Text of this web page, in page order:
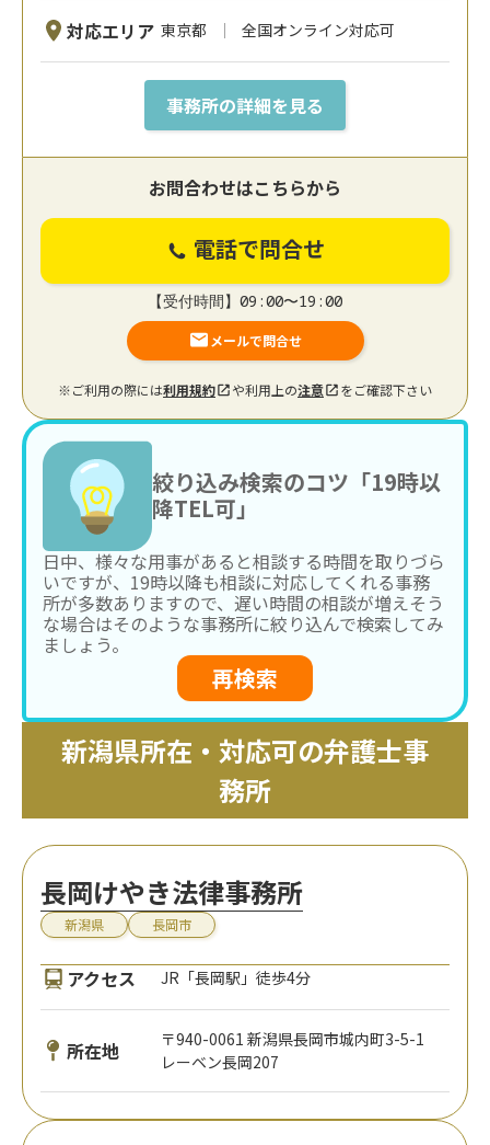
対応エリア 東京都 全国オンライン対応可
事務所の詳細を見る
お問合わせはこちらから
電話で問合せ
【受付時間】09:00〜19:00
メールで問合せ
※ご利用の際には利用規約 や利用上の注意 をご確認下さい
絞り込み検索のコツ「19時以
降TEL可」
日中、様々な用事があると相談する時間を取りづら
いですが、19時以降も相談に対応してくれる事務
所が多数ありますので、遅い時間の相談が増えそう
な場合はそのような事務所に絞り込んで検索してみ
ましょう。
再検索
新潟県所在・対応可の弁護士事
務所
長岡けやき法律事務所
新潟県 長岡市
アクセス JR「長岡駅」徒歩4分
所在地
〒940-0061 新潟県長岡市城内町3-5-1
レーベン長岡207